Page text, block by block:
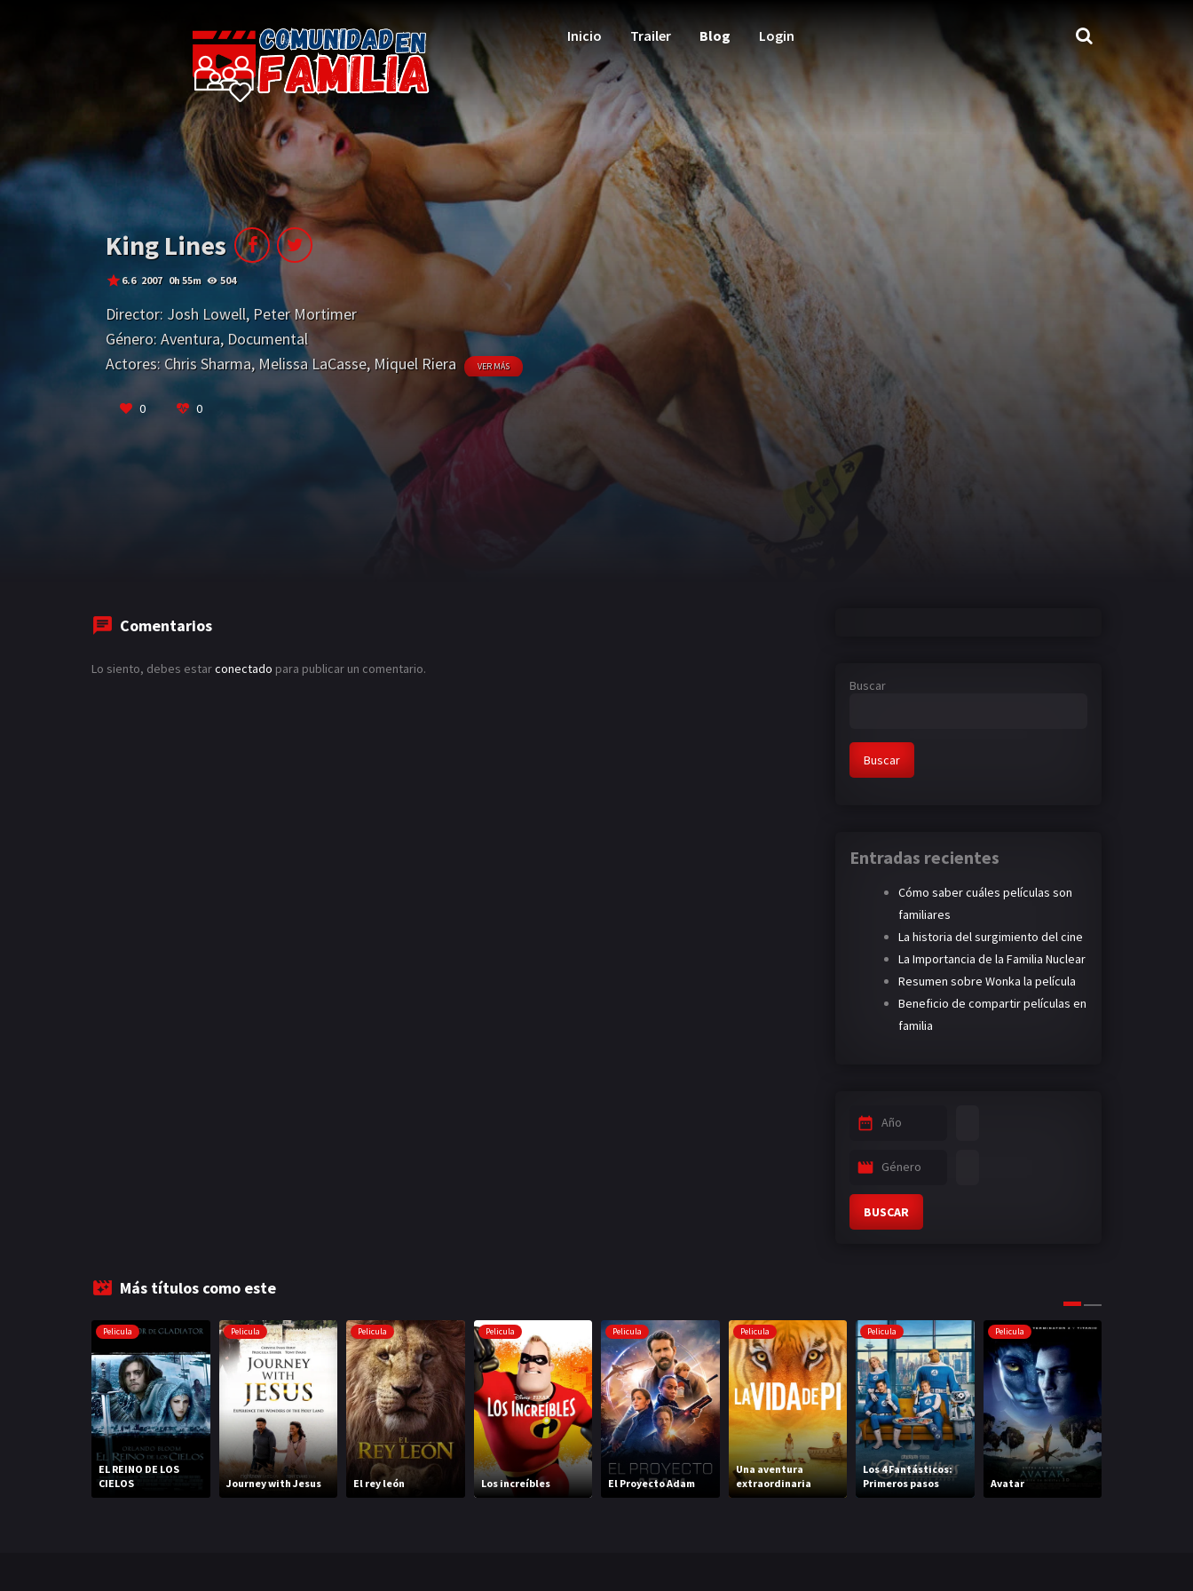
Inicio Trailer Blog Login
King Lines
6.6 2007 0h 55m 504
Director: Josh Lowell, Peter Mortimer
Género:Aventura, Documental
Actores:Chris Sharma, Melissa LaCasse, Miquel Riera VER MÁS
0 0
Comentarios
Lo siento, debes estarconectado para publicar un comentario.
Buscar
Buscar
Entradas recientes
Cómo saber cuáles películas son
familiares
La historia del surgimiento del cine
La Importancia de la Familia Nuclear
Resumen sobre Wonka la película
Beneficio de compartir películas en
familia
Año
Género
BUSCAR
Más títulos como este
Pelicula
EL REINO DE LOS
CIELOS
Pelicula
Journey with Jesus
Pelicula
El rey león
Pelicula
Los increíbles
Pelicula
El Proyecto Adam
Pelicula
Una aventura
extraordinaria
Pelicula
Los 4 Fantásticos:
Primeros pasos
Pelicula
Avatar